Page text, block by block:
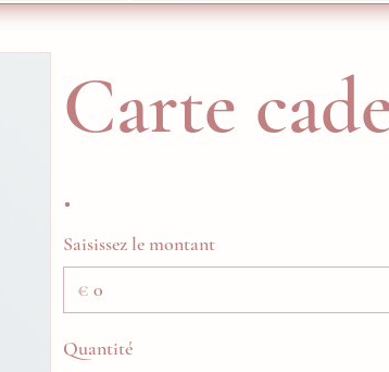
Carte
Saisissez le montant
€
Quantité